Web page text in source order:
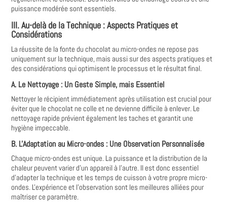
puissance modérée sont essentiels.
III. Au-delà de la Technique : Aspects Pratiques et
Considérations
La réussite de la fonte du chocolat au micro-ondes ne repose pas
uniquement sur la technique, mais aussi sur des aspects pratiques et
des considérations qui optimisent le processus et le résultat final.
A. Le Nettoyage : Un Geste Simple, mais Essentiel
Nettoyer le récipient immédiatement après utilisation est crucial pour
éviter que le chocolat ne colle et ne devienne difficile à enlever. Le
nettoyage rapide prévient également les taches et garantit une
hygiène impeccable.
B. L'Adaptation au Micro-ondes : Une Observation Personnalisée
Chaque micro-ondes est unique. La puissance et la distribution de la
chaleur peuvent varier d'un appareil à l'autre. Il est donc essentiel
d'adapter la technique et les temps de cuisson à votre propre micro-
ondes. L'expérience et l'observation sont les meilleures alliées pour
maîtriser ce paramètre.